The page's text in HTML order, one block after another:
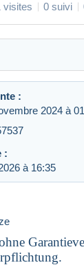
visites 0 suivi
:
2024 à
:
à 16:35